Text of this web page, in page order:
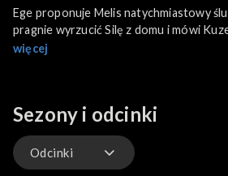
Ege proponuje Melis natychmiastowy
pragnie wyrzucić Silę z domu i mówi
Sila traci przytomność. Bahar mówi
więcej
Sezony i odcinki
Odcinki